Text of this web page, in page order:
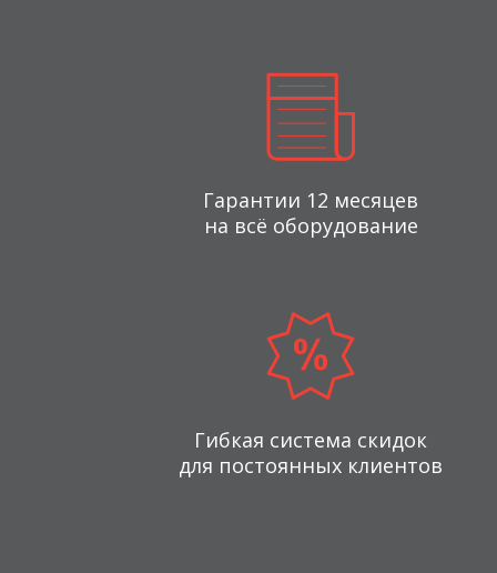
Гарантии 12 месяцев
на всё оборудование
Гибкая система скидок
для постоянных клиентов